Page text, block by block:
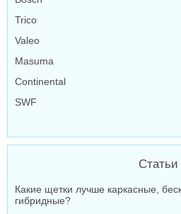
Trico
Valeo
Masuma
Continental
SWF
Статьи
Какие щетки лучше каркасные,
гибридные?